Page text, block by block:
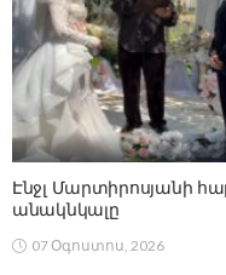
Էնջլ Մարտիրոսյանի
անակնկալը
07 Օգոստոս, 2026